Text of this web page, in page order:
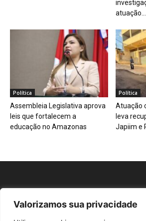
Valorizamos sua privacidade
atuação...
Política
Assembleia Legislativa aprova
leis que fortalecem a
educação no Amazonas
Política
Atuação
leva
Japiim e
Repórter AM